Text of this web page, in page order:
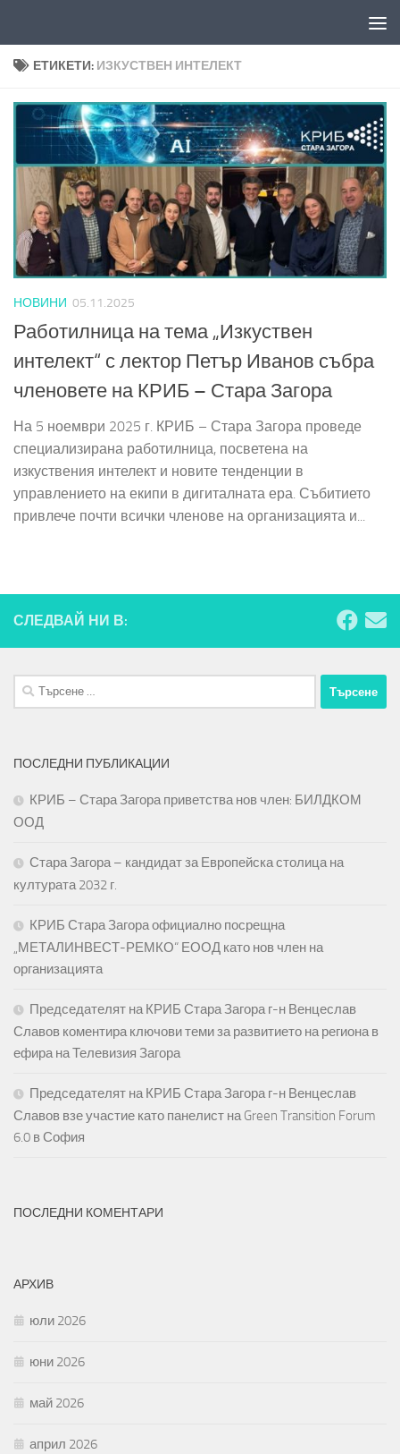
ЕТИКЕТИ: ИЗКУСТВЕН ИНТЕЛЕКТ
НОВИНИ 05.11.2025
Работилница на тема „Изкуствен
интелект“ с лектор Петър Иванов събра
членовете на КРИБ – Стара Загора
На 5 ноември 2025 г. КРИБ – Стара Загора проведе
специализирана работилница, посветена на
изкуствения интелект и новите тенденции в
управлението на екипи в дигиталната ера. Събитието
привлече почти всички членове на организацията и...
СЛЕДВАЙ НИ В:
Търсене
за:
ПОСЛЕДНИ ПУБЛИКАЦИИ
КРИБ – Стара Загора приветства нов член: БИЛДКОМ
ООД
Стара Загора – кандидат за Европейска столица на
културата 2032 г.
КРИБ Стара Загора официално посрещна
„МЕТАЛИНВЕСТ-РЕМКО“ ЕООД като нов член на
организацията
Председателят на КРИБ Стара Загора г-н Венцеслав
Славов коментира ключови теми за развитието на региона в
ефира на Телевизия Загора
Председателят на КРИБ Стара Загора г-н Венцеслав
Славов взе участие като панелист на Green Transition Forum
6.0 в София
ПОСЛЕДНИ КОМЕНТАРИ
АРХИВ
юли 2026
юни 2026
май 2026
април 2026